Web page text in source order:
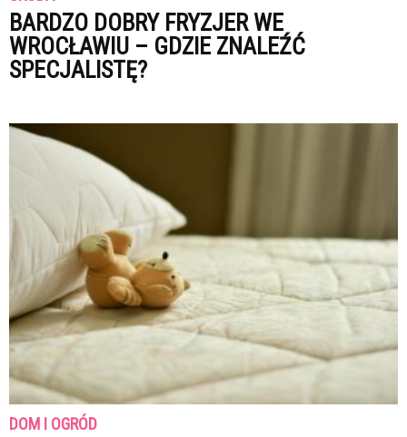
BARDZO DOBRY FRYZJER WE
WROCŁAWIU – GDZIE ZNALEŹĆ
SPECJALISTĘ?
DOM I OGRÓD